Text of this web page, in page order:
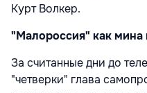
Курт Волкер.
"Малороссия" как мина
За считанные дни до
"четверки" глава